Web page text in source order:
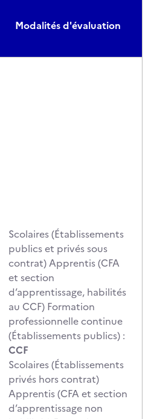
Modalités d'évaluation
Scolaires (Établissements
publics et privés sous
contrat) Apprentis (CFA
et section
d’apprentissage, habilités
au CCF) Formation
professionnelle continue
(Établissements publics) :
CCF
Scolaires (Établissements
privés hors contrat)
Apprentis (CFA et section
d’apprentissage non